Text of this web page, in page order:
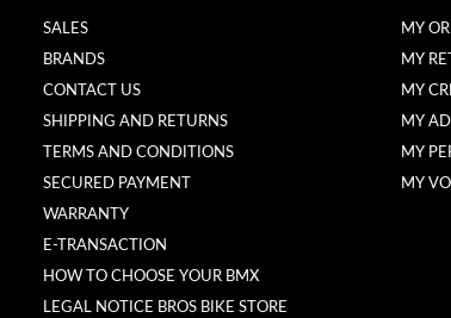
SALES
BRANDS
CONTACT US
SHIPPING AND RETURNS
TERMS AND CONDITIONS
SECURED PAYMENT
WARRANTY
E-TRANSACTION
HOW TO CHOOSE YOUR BMX
LEGAL NOTICE BROS BIKE STORE
MY
MY
MY
MY
MY
MY